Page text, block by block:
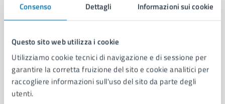
Consenso Dettagli Informazioni sui cookie
Questo sito web utilizza i cookie
Utilizziamo cookie tecnici di navigazione e di sessione per
garantire la corretta fruizione del sito e cookie analitici per
raccogliere informazioni sull'uso del sito da parte degli
utenti.
Comune di Napoli
AMMINISTRAZIONE
Aree amministrative
Organi di governo
Municipalità
Uffici